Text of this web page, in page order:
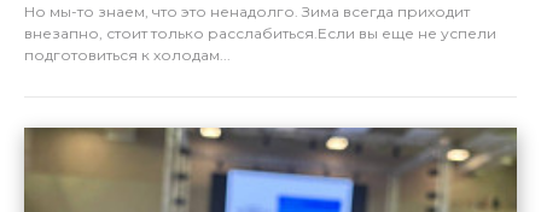
Но мы-то знаем, что это ненадолго. Зима всегда приходит
внезапно, стоит только расслабиться.Если вы еще не успели
подготовиться к холодам...